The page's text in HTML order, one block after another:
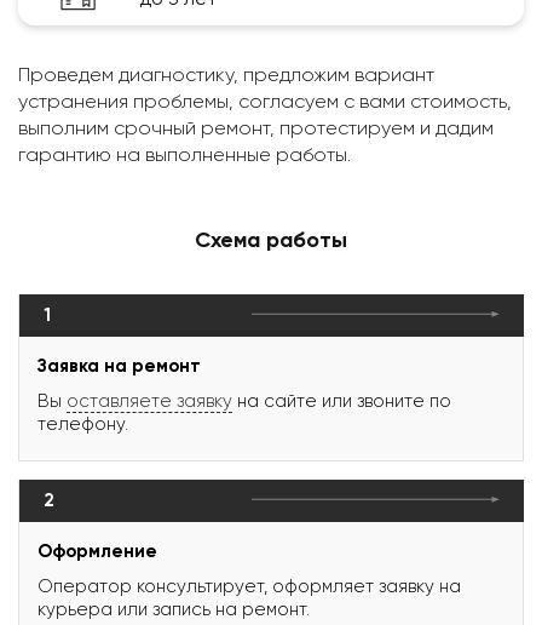
Проведем диагностику, предложим вариант
устранения проблемы, согласуем с вами стоимость,
выполним срочный ремонт, протестируем и дадим
гарантию на выполненные работы.
Схема работы
1
Заявка на ремонт
Вы оставляете заявку на сайте или звоните по
телефону.
2
Оформление
Оператор консультирует, оформляет заявку на
курьера или запись на ремонт.